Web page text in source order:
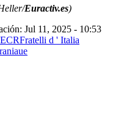
Euractiv.es)
Jul 11, 2025 - 10:53
ECRFratelli d ' Italia
ue